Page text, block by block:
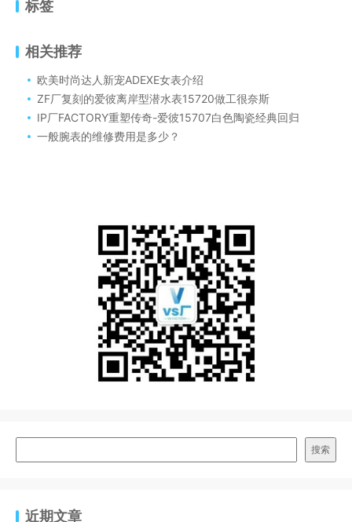
标签
相关推荐
欧美时尚达人新宠ADEXE女表介绍
ZF厂复刻的爱彼离岸型潜水表15720做工很奈斯
IP厂FACTORY重塑传奇-爱彼15707白色陶瓷经典回归
一般腕表的维修费用是多少？
搜索
近期文章